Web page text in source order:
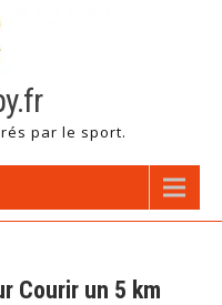
par le sport.
Courir un 5 km